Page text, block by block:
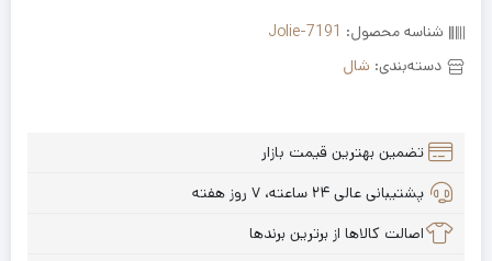
شناسه محصول: Jolie-7191
دسته‌بندی: شال
تضمین بهترین قیمت بازار
پشتیبانی عالی ۲۴ ساعته، ۷ روز هفته
اصالت کالاها از برترین برندها